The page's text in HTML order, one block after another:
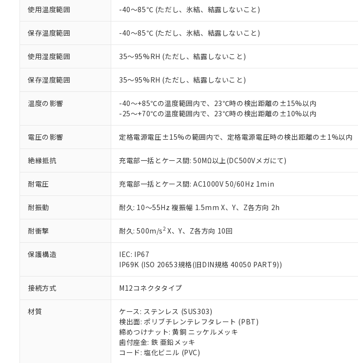
使用温度範囲 -40～85℃ (ただし、氷結、結露しないこと)
保存温度範囲 -40～85℃ (ただし、氷結、結露しないこと)
使用湿度範囲 35～95%RH (ただし、結露しないこと)
保存湿度範囲 35～95%RH (ただし、結露しないこと)
温度の影響
-40～+85℃の温度範囲内で、23℃時の検出距離の±15%以内
-25～+70℃の温度範囲内で、23℃時の検出距離の±10%以内
電圧の影響 定格電源電圧±15%の範囲内で、定格電源電圧時の検出距離の±1%以内
絶縁抵抗 充電部一括とケース間: 50MΩ以上(DC500Vメガにて)
耐電圧 充電部一括とケース間: AC1000V 50/60Hz 1min
耐振動 耐久: 10～55Hz 複振幅 1.5mm X、Y、Z各方向 2h
耐衝撃 耐久: 500m/s2X、Y、Z各方向 10回
保護構造
IEC: IP67
IP69K (ISO 20653規格(旧DIN規格 40050 PART9))
接続方式 M12コネクタタイプ
材質
ケース: ステンレス (SUS303)
検出面: ポリブチレンテレフタレート (PBT)
締めつけナット: 黄銅 ニッケルメッキ
歯付座金: 鉄 亜鉛メッキ
コード: 塩化ビニル (PVC)
のであり、閲覧された時点での実際の在庫および標準価
い。
正式な納期状況および標準価格はお客様のお取引先、ま
当社販売員にご相談ください。
オムロン制御機器販売店や当社販売拠点は「
在庫状況および標準価格結果を当社の事前の承諾なく第
マイパーツ機能（部品リスト作成サービス）をご利用い
ている必要があります。
お客様が当ウェブサイト上で当社にご登録された部品リ
が、当社の製品・サービスに関するお客様との取引・商
さい。
※当社の共同利用者とは、"個人情報の共同利用に関して"
但し、RoHS指令で産業用監視および制御機器に対する適用除外項目は除く。
フタル酸エステル類の４物質については閾値を超える意図的な使用がないことを
※2 対応予定月
部品在庫の切り替え状況などにより、予定月が前後することが
※3 非含有証明書ダウンロード
下記の非含有証明書をダウンロードすることができます。
EU RoHS指令（10物質）の非含有証明書
51物質の非含有証明書（当社基準）
※本証明書は発行日時点で非含有を証明するもので、過去に遡
混在することから備考欄に対応日を記載しておりました。
既に当社にて対応品への在庫切替を完了していることから、
り割愛しております。
Pb(鉛) :1000ppm、 Hg(水銀) : 1000ppm、 Cd(カドミウム) : 100ppm、
Cr(Ⅵ)(六価クロム) : 1000ppm、 PBBs(ポリ臭化ビフェニル類) : 1000ppm、
DBP(フタル酸ジブチル) : 1000ppm、 DIBP(フタル酸ジイソブチル) : 1000ppm
※2 環境保護使用期限
「ｅ」：有害物質（10物質）のすべてが基準値以下であること
「10」：通常の使用状況下において有害物質が外部に漏えい
「－」：未確認です。当社販売部門へお問い合わせください。
ます。
当社は貴社製品を、核兵器、ミサイル、化学兵器、生物
置等に一切使用いたしません。
当社は、貴社製品を第三者に販売する場合は、上記1、2
また当社は、販売先および販売に係わる関係者が違法に
合意する
○ 一定数以上の在庫あり
△ 一定数には満たないが在庫あり
－
在庫なし(最新の在庫状況については、お客様のお取
機器販売店・当社販売員にご確認ください)
空
白
受注生産機種、また在庫状況の情報を公開していない